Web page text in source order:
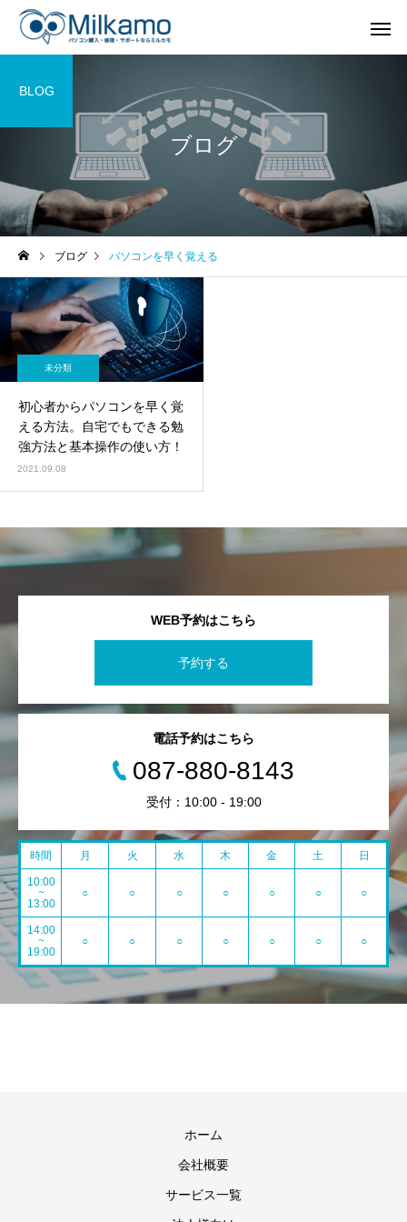
ブログ
BLOG
ブログ パソコンを早く覚える
未分類
初心者からパソコンを早く覚
える方法。自宅でもできる勉
強方法と基本操作の使い方！
2021.09.08
WEB予約はこちら
予約する
電話予約はこちら
087-880-8143
受付：10:00 - 19:00
時間 月 火 水 木 金 土 日
10:00
~
13:00
○ ○ ○ ○ ○ ○ ○
14:00
~
19:00
○ ○ ○ ○ ○ ○ ○
ホーム
会社概要
サービス一覧